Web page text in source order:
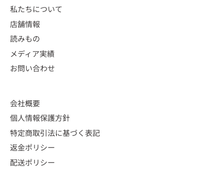
私たちについて
店舗情報
読みもの
メディア実績
お問い合わせ
会社概要
個人情報保護方針
特定商取引法に基づく表記
返金ポリシー
配送ポリシー